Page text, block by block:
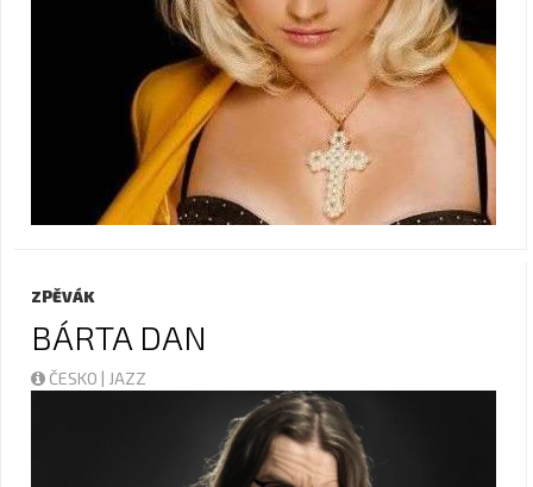
ZPĚVÁK
BÁRTA DAN
ČESKO | JAZZ